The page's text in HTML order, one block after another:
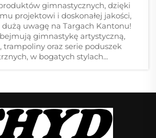
gimnastycznych, dzięki
projektowi i doskonałej jakości,
dużą uwagę na Targach Kantonu!
gimnastykę artystyczną,
trampoliny oraz serie poduszek
w bogatych stylach...